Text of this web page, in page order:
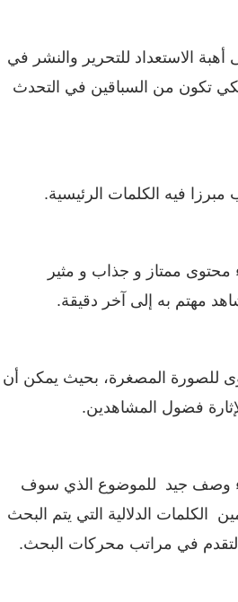
أهبة الاستعداد للتحرير والنشر في
تكون من السباقين في التحدث
مبرزا فيه الكلمات الرئيسية.
ممتاز و جذاب و مثير
مهتم به إلى آخر دقيقة.
للصورة المصغرة، بحيث يمكن أن
لإثارة فضول المشاهدين.
وصف جيد للموضوع الذي سوف
الكلمات الدلالية التي يتم البحث
في مراتب محركات البحث.